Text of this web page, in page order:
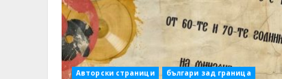
Авторски страници българи зад граница